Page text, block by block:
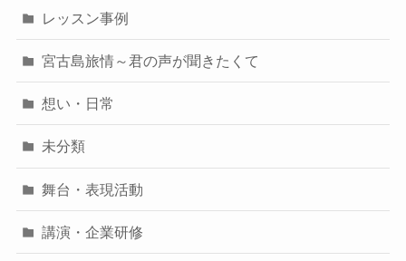
レッスン事例
宮古島旅情～君の声が聞きたくて
想い・日常
未分類
舞台・表現活動
講演・企業研修